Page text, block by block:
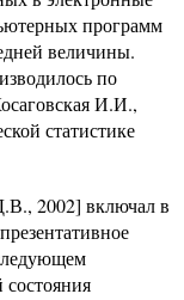
программ
величины.
по
И.И.,
статистике
2002] включал в
состояния